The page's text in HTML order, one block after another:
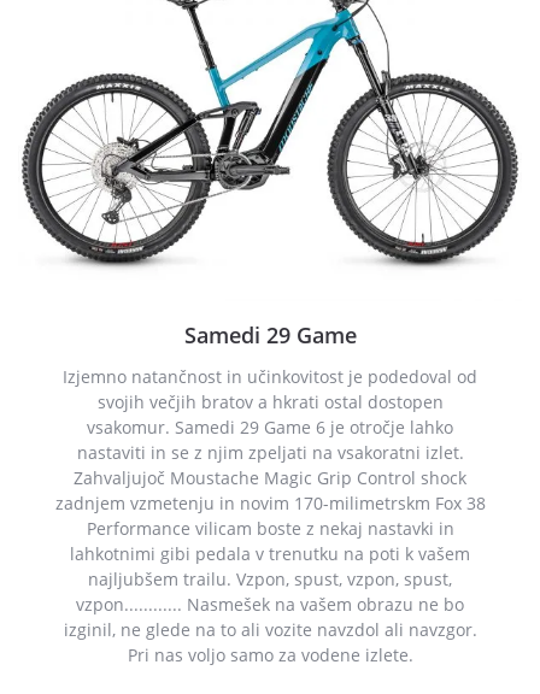
Samedi 29 Game
Izjemno natančnost in učinkovitost je podedoval od
svojih večjih bratov a hkrati ostal dostopen
vsakomur. Samedi 29 Game 6 je otročje lahko
nastaviti in se z njim zpeljati na vsakoratni izlet.
Zahvaljujoč Moustache Magic Grip Control shock
zadnjem vzmetenju in novim 170-milimetrskm Fox 38
Performance vilicam boste z nekaj nastavki in
lahkotnimi gibi pedala v trenutku na poti k vašem
najljubšem trailu. Vzpon, spust, vzpon, spust,
vzpon............ Nasmešek na vašem obrazu ne bo
izginil, ne glede na to ali vozite navzdol ali navzgor.
Pri nas voljo samo za vodene izlete.